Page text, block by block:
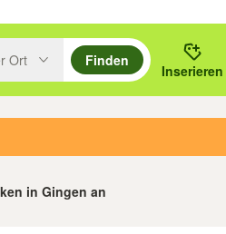
unten durchsuchen und mit
drücken um zu suchen, oder
Ort
Finden
Inserieren
in Gingen an